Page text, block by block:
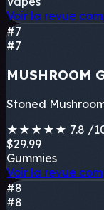
Voir la revue
#7
#7
MUSHROOM
Stoned
★ ★ ★ ★ ★ 7.8 /
$29.99
Gummies
Voir la revue
#8
#8